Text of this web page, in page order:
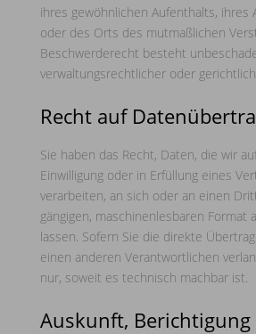
ihres gewöhnlichen Aufenthalts, ihres
oder des Orts des mutmaßlichen
Beschwerderecht besteht
verwaltungsrechtlicher oder
Recht auf
Sie haben das Recht, Daten, die wir
Einwilligung oder in Erfüllung eines
verarbeiten, an sich oder an einen
gängigen, maschinenlesbaren Format
lassen. Sofern Sie die direkte
einen anderen Verantwortlichen
nur, soweit es technisch machbar ist.
Auskunft,